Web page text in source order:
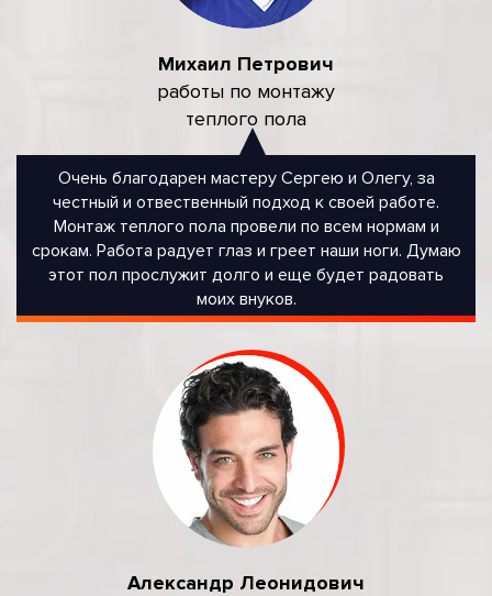
Михаил Петрович
работы по монтажу
теплого пола
Очень благодарен мастеру Сергею и Олегу, за
честный и отвественный подход к своей работе.
Монтаж теплого пола провели по всем нормам и
срокам. Работа радует глаз и греет наши ноги. Думаю
этот пол прослужит долго и еще будет радовать
моих внуков.
Александр Леонидович